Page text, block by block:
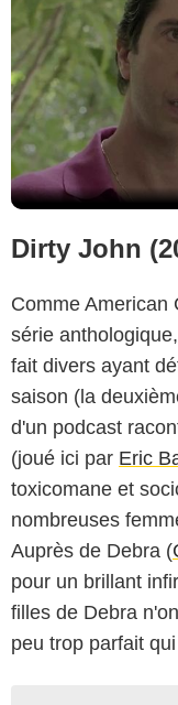
Dirty John
Comme American
série
fait divers ayant
saison (la
d'un podcast
(joué ici par Eric
toxicomane et
nombreuses
Auprès de Debra (
pour un brillant
filles de Debra
peu trop parfait